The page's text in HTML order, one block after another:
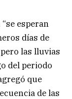
esperan
días de
las lluvias
del periodo
que
de las